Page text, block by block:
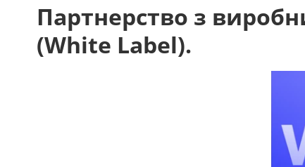
Партнерство з
(White Label).